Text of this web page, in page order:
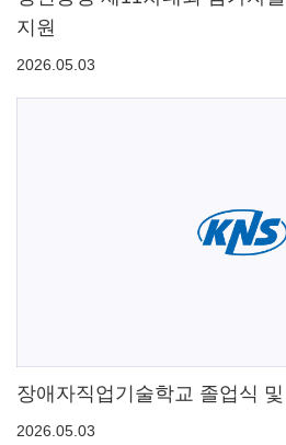
지원
2026.05.03
장애자직업기술학교 졸업식
2026.05.03